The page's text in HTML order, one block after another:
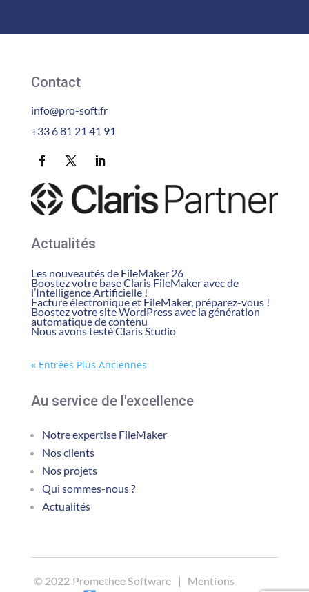
Contact
info@pro-soft.fr
+33 6 81 21 41 91
Actualités
Les nouveautés de FileMaker 26
Boostez votre base Claris FileMaker avec de
l’Intelligence Artificielle !
Facture électronique et FileMaker, préparez-vous !
Boostez votre site WordPress avec la génération
automatique de contenu
Nous avons testé Claris Studio
« Entrées Plus Anciennes
Au service de l'excellence
Notre expertise FileMaker
Nos clients
Nos projets
Qui sommes-nous ?
Actualités
© 2022 Promethee Software | Mentions